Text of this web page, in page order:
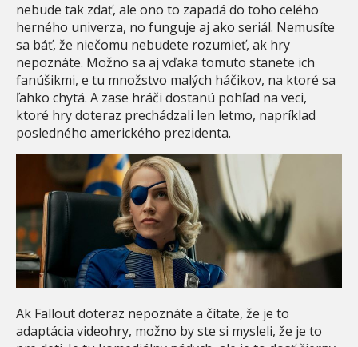
nebude tak zdať, ale ono to zapadá do toho celého
herného univerza, no funguje aj ako seriál. Nemusíte
sa báť, že niečomu nebudete rozumieť, ak hry
nepoznáte. Možno sa aj vďaka tomuto stanete ich
fanúšikmi, e tu množstvo malých háčikov, na ktoré sa
ľahko chytá. A zase hráči dostanú pohľad na veci,
ktoré hry doteraz prechádzali len letmo, napríklad
posledného amerického prezidenta.
Ak Fallout doteraz nepoznáte a čítate, že je to
adaptácia videohry, možno by ste si mysleli, že je to